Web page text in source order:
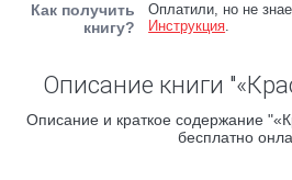
Как получить
книгу?
Оплатили, но не
Инструкция.
Описание книги
Описание и краткое содержание
бесплатно